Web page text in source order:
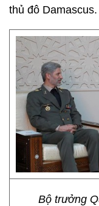
thủ đô Damascus.
Bộ trưởng